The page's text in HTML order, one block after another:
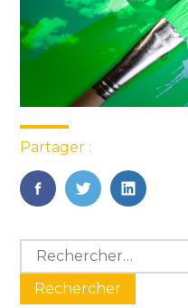
Partager :
FaceBook
TwitterLinkedIn
Blog
sidebar
Rechercher :